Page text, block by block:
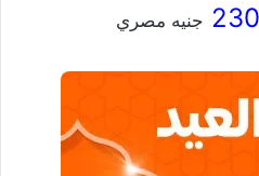
جنيه مصري